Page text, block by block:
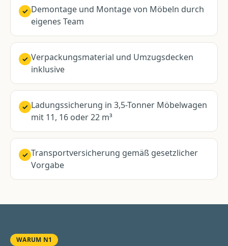
✓ Demontage und Montage von Möbeln durch
eigenes Team
✓ Verpackungsmaterial und Umzugsdecken
inklusive
✓ Ladungssicherung in 3,5-Tonner Möbelwagen
mit 11, 16 oder 22 m³
✓ Transportversicherung gemäß gesetzlicher
Vorgabe
WARUM N1